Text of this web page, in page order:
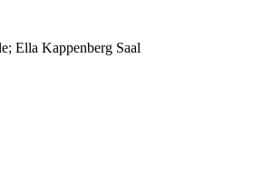
Ella Kappenberg Saal